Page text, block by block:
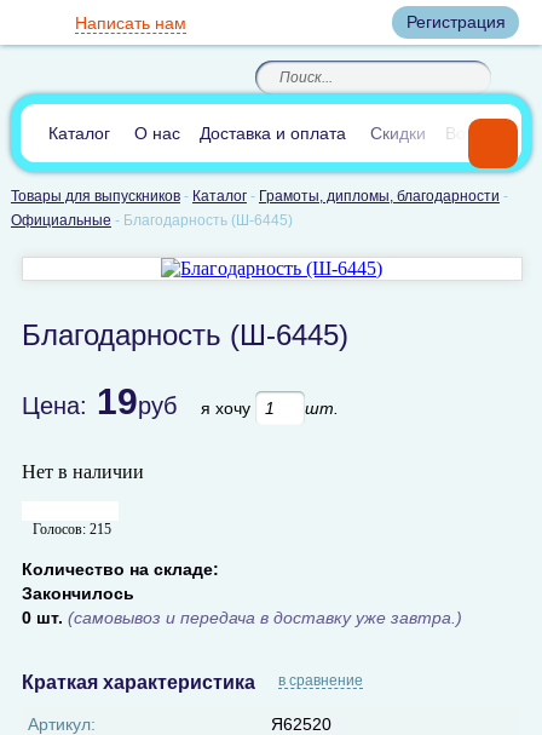
Регистрация
8(812)385-66-65
8(905) 700-70-04
По России звонок
бесплатный
(круглосуточно)
Написать нам
В сравнении:0
Каталог О нас Доставка и оплата Скидки Вопросы и
Товары для выпускников- Каталог- Грамоты, дипломы, благодарности -
Официальные - Благодарность (Ш-6445)
Благодарность (Ш-6445)
Цена: 19руб я хочу шт.
Нет в наличии
Голосов: 215
Количество на складе:
Закончилось
0 шт. (самовывоз и передача в доставку уже завтра.)
Краткая характеристика в сравнение
Артикул:
Я62520